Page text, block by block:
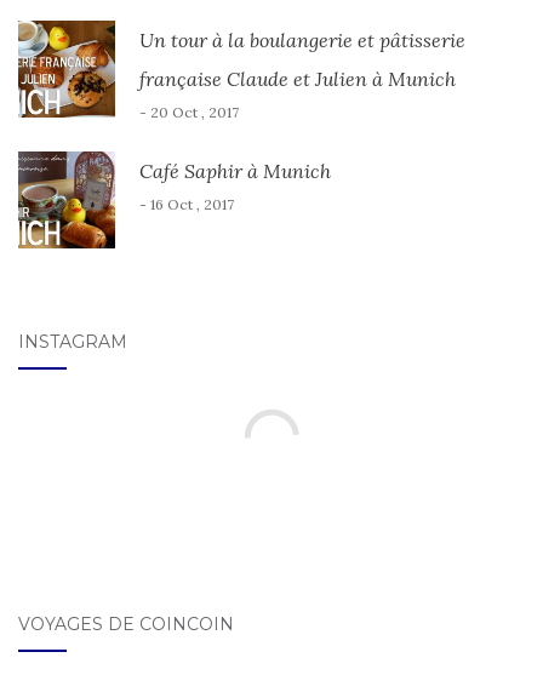
Un tour à la boulangerie et pâtisserie
française Claude et Julien à Munich
- 20 Oct , 2017
Café Saphir à Munich
- 16 Oct , 2017
INSTAGRAM
VOYAGES DE COINCOIN